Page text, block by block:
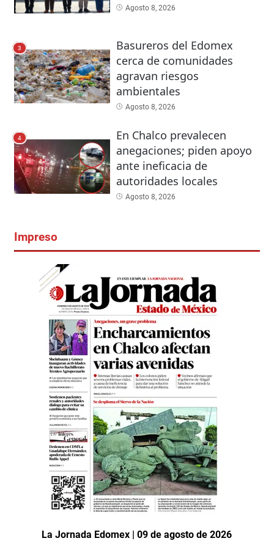
Agosto 8, 2026
3
Basureros del Edomex
cerca de comunidades
agravan riesgos
ambientales
Agosto 8, 2026
4
En Chalco prevalecen
anegaciones; piden apoyo
ante ineficacia de
autoridades locales
Agosto 8, 2026
Impreso
La Jornada Edomex | 09 de agosto de 2026